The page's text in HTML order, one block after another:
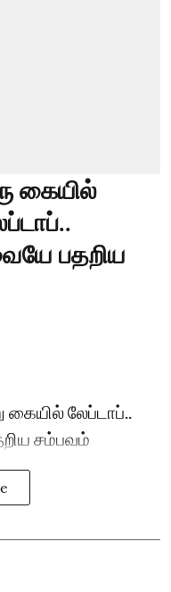
கையில்
பதறிய
லேப்டாப்..
சம்பவம்